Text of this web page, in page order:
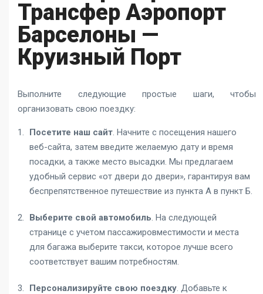
Трансфер Аэропорт
Барселоны —
Круизный Порт
Выполните следующие простые шаги, чтобы
организовать свою поездку:
Посетите наш сайт. Начните с посещения нашего
веб-сайта, затем введите желаемую дату и время
посадки, а также место высадки. Мы предлагаем
удобный сервис «от двери до двери», гарантируя вам
беспрепятственное путешествие из пункта А в пункт Б.
Выберите свой автомобиль. На следующей
странице с учетом пассажировместимости и места
для багажа выберите такси, которое лучше всего
соответствует вашим потребностям.
Персонализируйте свою поездку. Добавьте к